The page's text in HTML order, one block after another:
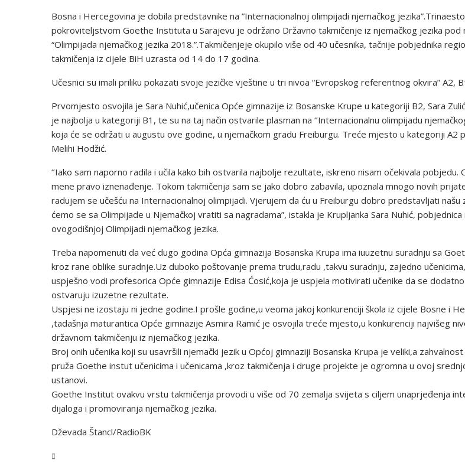
Bosna i Hercegovina je dobila predstavnike na ”Internacionalnoj olimpijadi njemačkog
pokroviteljstvom Goethe Instituta u Sarajevu je održano Državno takmičenje iz njemačkog jezika pod
“Olimpijada njemačkog jezika 2018.”.Takmičenjeje okupilo više od 40 učesnika, tačnije pobjednika
takmičenja iz cijele BiH uzrasta od 14 do 17 godina.
Učesnici su imali priliku pokazati svoje jezičke vještine u tri nivoa “Evropskog referentnog okvira” A2,
Prvomjesto osvojila je Sara Nuhić,učenica Opće gimnazije iz Bosanske Krupe u kategoriji B2, Sara
je najbolja u kategoriji B1, te su na taj način ostvarile plasman na ‘’Internacionalnu olimpijadu
koja će se održati u augustu ove godine, u njemačkom gradu Freiburgu. Treće mjesto u kategoriji A2
Melihi Hodžić.
‘’Iako sam naporno radila i učila kako bih ostvarila najbolje rezultate, iskreno nisam očekivala pobjedu.
mene pravo iznenađenje. Tokom takmičenja sam se jako dobro zabavila, upoznala mnogo novih
radujem se učešću na Internacionalnoj olimpijadi. Vjerujem da ću u Freiburgu dobro predstavljati našu
ćemo se sa Olimpijade u Njemačkoj vratiti sa nagradama”, istakla je Krupljanka Sara Nuhić, pobjednica
ovogodišnjoj Olimpijadi njemačkog jezika.
Treba napomenuti da već dugo godina Opća gimnazija Bosanska Krupa ima iuuzetnu suradnju sa
kroz rane oblike suradnje.Uz duboko poštovanje prema trudu,radu ,takvu suradnju, zajedno
uspješno vodi profesorica Opće gimnazije Edisa Ćosić,koja je uspjela motivirati učenike da se
ostvaruju izuzetne rezultate.
Uspjesi ne izostaju ni jedne godine.I prošle godine,u veoma jakoj konkurenciji škola iz cijele Bosne i
,tadašnja maturantica Opće gimnazije Asmira Ramić je osvojila treće mjesto,u konkurenciji najvišeg
državnom takmičenju iz njemačkog jezika.
Broj onih učenika koji su usavršili njemački jezik u Općoj gimnaziji Bosanska Krupa je veliki,a
pruža Goethe instut učenicima i učenicama ,kroz takmičenja i druge projekte je ogromna u ovoj
ustanovi.
Goethe Institut ovakvu vrstu takmičenja provodi u više od 70 zemalja svijeta s ciljem unaprjeđenja
dijaloga i promoviranja njemačkog jezika.
Dževada Štancl/RadioBK